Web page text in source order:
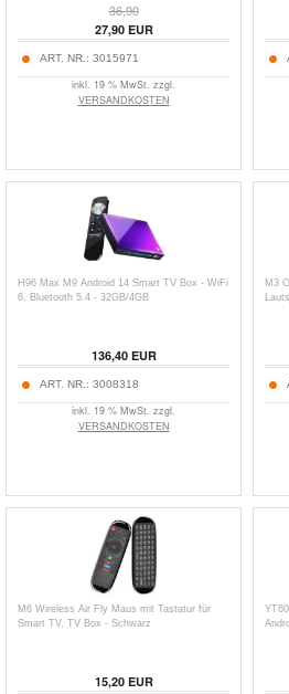
36,90
27,90EUR
ART. NR.: 3015971
inkl. 19 % MwSt. zzgl.
VERSANDKOSTEN
H96 Max M9 Android 14 Smart TV Box - WiFi
6, Bluetooth 5.4 - 32GB/4GB
136,40EUR
ART. NR.: 3008318
inkl. 19 % MwSt. zzgl.
VERSANDKOSTEN
M3
M6 Wireless Air Fly Maus mit Tastatur für
Smart TV, TV Box - Schwarz
15,20EUR